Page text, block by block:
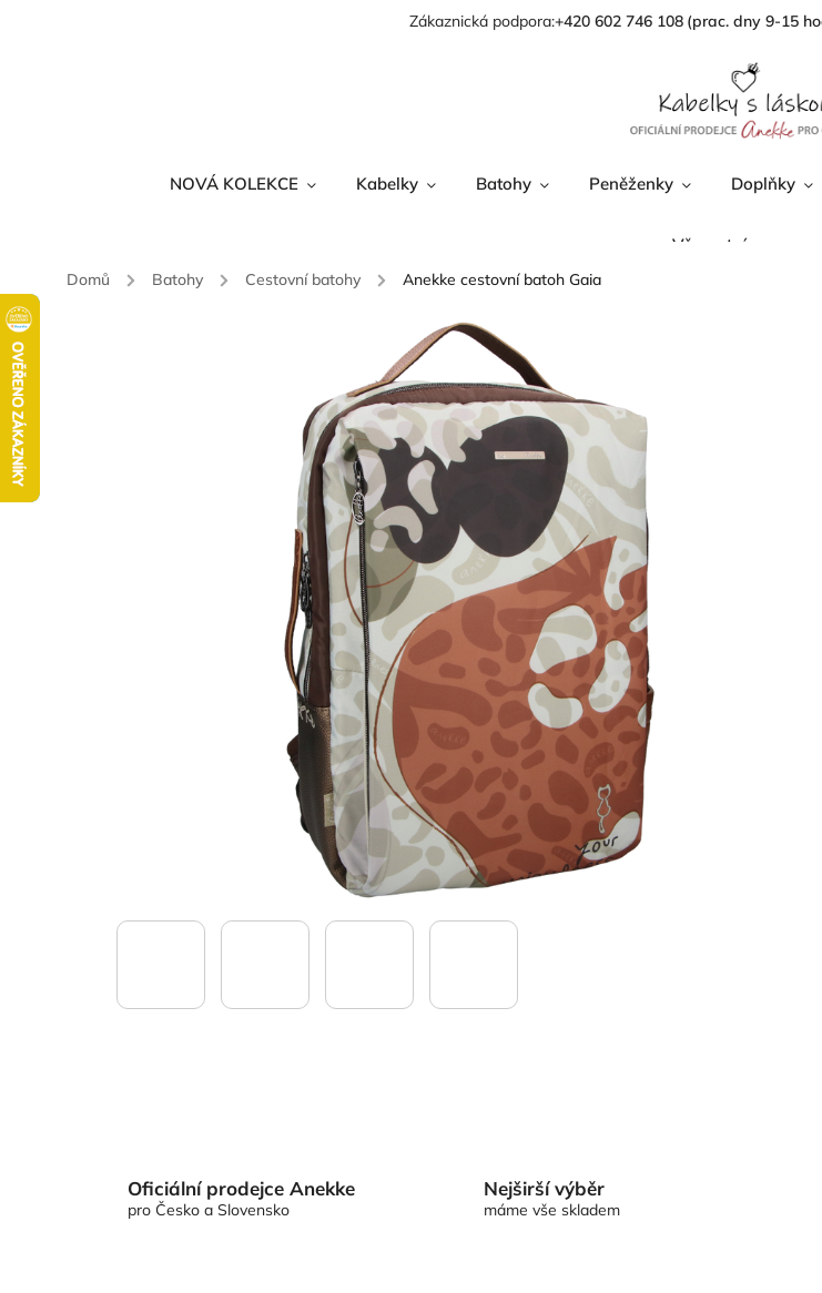
Zákaznická podpora:+420 602 746 108
NOVÁ KOLEKCE Kabelky Batohy Peněženky Doplňky
Věrnostní program
Domů / Batohy / Cestovní batohy / Anekke cestovní batoh Gaia
Oficiální prodejce Anekke
pro Česko a Slovensko
Nejširší výběr
máme vše skladem